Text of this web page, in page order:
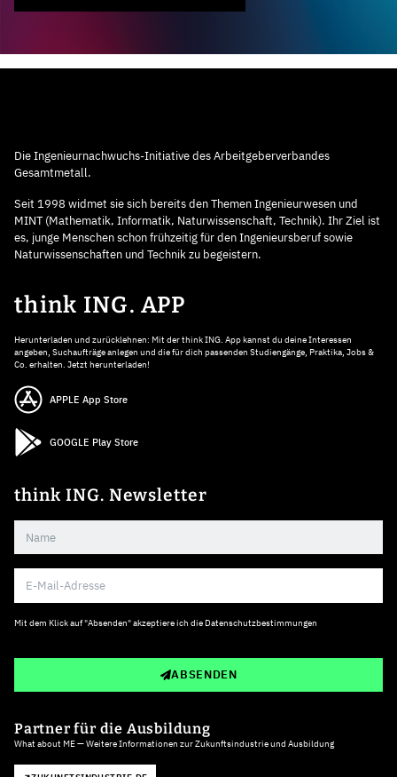
Die Ingenieurnachwuchs-Initiative des Arbeitgeberverbandes
Gesamtmetall.
Seit 1998 widmet sie sich bereits den Themen Ingenieurwesen und
MINT (Mathematik, Informatik, Naturwissenschaft, Technik). Ihr Ziel ist
es, junge Menschen schon frühzeitig für den Ingenieursberuf sowie
Naturwissenschaften und Technik zu begeistern.
think ING. APP
Herunterladen und zurücklehnen: Mit der think ING. App kannst du deine Interessen
angeben, Suchaufträge anlegen und die für dich passenden Studiengänge, Praktika, Jobs &
Co. erhalten. Jetzt herunterladen!
APPLE App Store
GOOGLE Play Store
think ING. Newsletter
Mit dem Klick auf "Absenden" akzeptiere ich die Datenschutzbestimmungen
ABSENDEN
Partner für die Ausbildung
What about ME — Weitere Informationen zur Zukunftsindustrie und Ausbildung